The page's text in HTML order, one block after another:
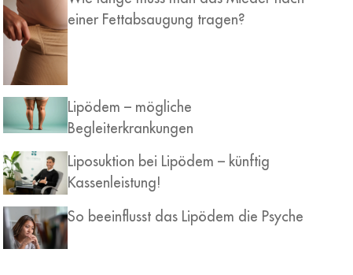
einer Fettabsaugung tragen?
Lipödem – mögliche
Begleiterkrankungen
Liposuktion bei Lipödem – künftig
Kassenleistung!
So beeinflusst das Lipödem die Psyche